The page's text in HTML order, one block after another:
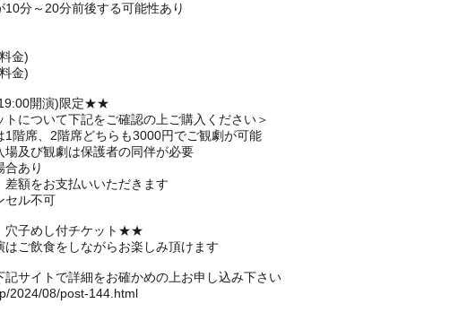
分～20分前後する可能性あり
金)
金)
開演)限定★★
トについて下記をご確認の上ご購入ください＞
1階席、2階席どちらも3000円でご観劇が可能
場及び観劇は保護者の同伴が必要
合あり
差額をお支払いいただきます
セル不可
子めし付チケット★★
ご飲食をしながらお楽しみ頂けます
サイトで詳細をお確かめの上お申し込み下さい
2024/08/post-144.html